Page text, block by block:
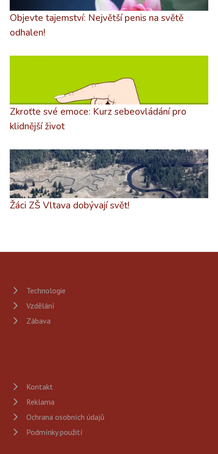
Objevte tajemství: Největší penis na světě
odhalen!
Zkroťte své emoce: Kurz sebeovládání pro
klidnější život
Žáci ZŠ Vltava dobývají svět!
Technologie
Vzdělání
Zábava
Kontakt
Reklama
Ochrana osobních údajů
Podmínky použití